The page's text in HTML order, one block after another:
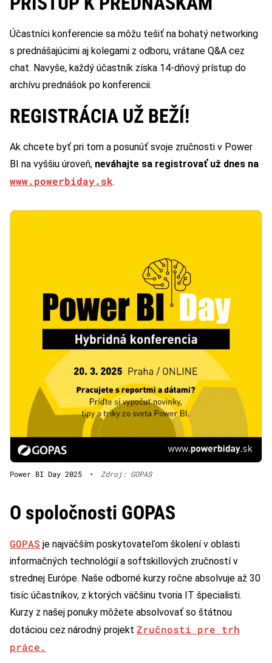
Účastníci konferencie sa môžu tešiť na bohatý networking
s prednášajúcimi aj kolegami z odboru, vrátane Q&A cez
chat. Navyše, každý účastník získa 14-dňový prístup do
archívu prednášok po konferencii.
REGISTRÁCIA UŽ BEŽÍ!
Ak chcete byť pri tom a posunúť svoje zručnosti v Power
BI na vyššiu úroveň, neváhajte sa registrovať už dnes na
www.powerbiday.sk.
Power BI Day 2025 • Zdroj: GOPAS
O spoločnosti GOPAS
GOPAS je najväčším poskytovateľom školení v oblasti
informačných technológií a softskillových zručností v
strednej Európe. Naše odborné kurzy ročne absolvuje až 30
tisíc účastníkov, z ktorých väčšinu tvoria IT špecialisti.
Kurzy z našej ponuky môžete absolvovať so štátnou
dotáciou cez národný projekt Zručnosti pre trh
práce.